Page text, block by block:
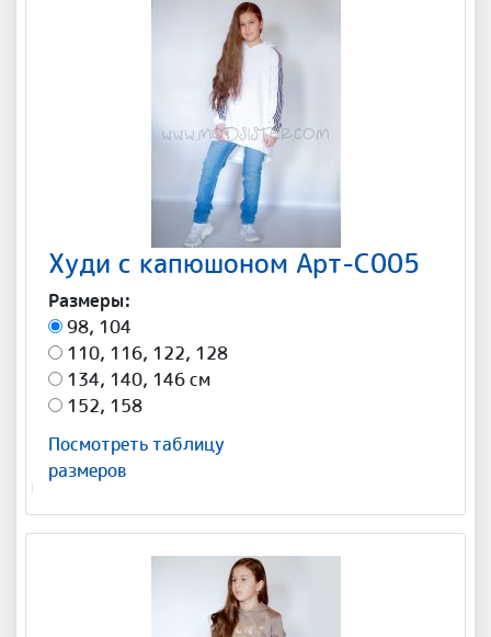
Худи с капюшоном Арт-С005
Размеры:
98, 104
110, 116, 122, 128
134, 140, 146 см
152, 158
Посмотреть таблицу
размеров